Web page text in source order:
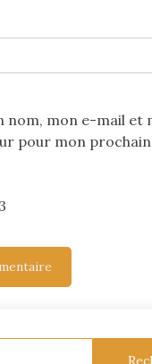
nom, mon e-mail et
pour mon prochain
3